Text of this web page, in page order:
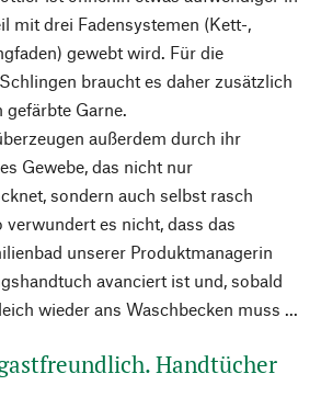
mit drei Fadensystemen (Kett-,
gewebt wird. Für die
braucht es daher zusätzlich
Garne.
außerdem durch ihr
Gewebe, das nicht nur
sondern auch selbst rasch
es nicht, dass das
unserer Produktmanagerin
avanciert ist und, sobald
wieder ans Waschbecken muss ...
Handtücher